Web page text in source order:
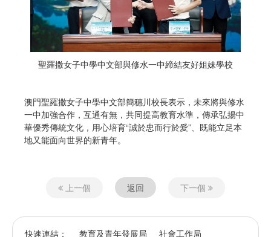
聖羅撒女子中學中文部與修水一中締結友好姐妹學校
澳門聖羅撒女子中學中文部簡穗川校長表示，未來將與修水
一中加強合作，互通有無，共同提高教育水準，傳承弘揚中
華優秀傳統文化，用心培育“誠於忠而行於愛”、既能立足本
地又能面向世界的新青年。
上一個 返回 下一個
快速連結： 教育及青年發展局 社會工作局